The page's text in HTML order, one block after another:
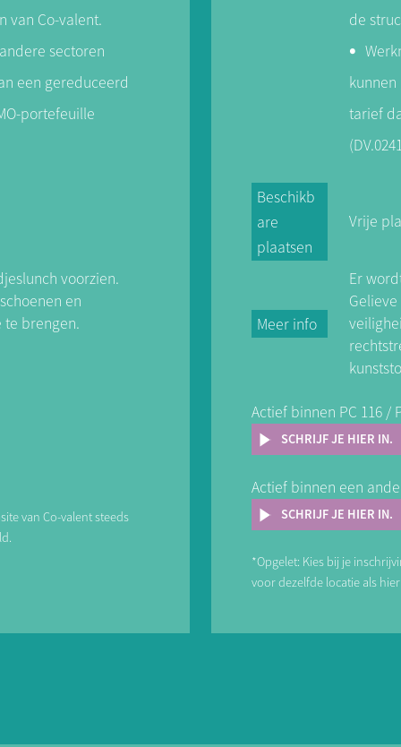
kwam ik
Lean
en
de sector.
goede basiskennis
als
in te schatten
van Co-valent.
sectoren
een gereduceerd
portefeuille
voorzien.
en
brengen.
van Co-valent steeds
de
tarief
Beschikb
are
plaatsen
Vrije
Meer info
Er
Actief binnen PC 116 /
SCHRIJF JE HIER IN.
Actief binnen een
SCHRIJF JE HIER IN.
*Opgelet: Kies bij je
voor dezelfde locatie als